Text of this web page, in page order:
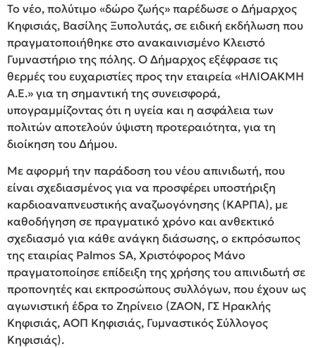
Το νέο, πολύτιμο «δώρο ζωής» παρέδωσε ο Δήμαρχος
Κηφισιάς, Βασίλης Ξυπολυτάς, σε ειδική εκδήλωση που
πραγματοποιήθηκε στο ανακαινισμένο Κλειστό
Γυμναστήριο της πόλης. Ο Δήμαρχος εξέφρασε τις
θερμές του ευχαριστίες προς την εταιρεία «ΗΛΙΟΑΚΜΗ
Α.Ε.» για τη σημαντική της συνεισφορά,
υπογραμμίζοντας ότι η υγεία και η ασφάλεια των
πολιτών αποτελούν ύψιστη προτεραιότητα, για τη
διοίκηση του Δήμου.
Με αφορμή την παράδοση του νέου απινιδωτή, που
είναι σχεδιασμένος για να προσφέρει υποστήριξη
καρδιοαναπνευστικής αναζωογόνησης (ΚΑΡΠΑ), με
καθοδήγηση σε πραγματικό χρόνο και ανθεκτικό
σχεδιασμό για κάθε ανάγκη διάσωσης, ο εκπρόσωπος
της εταιρίας Palmos SA, Χριστόφορος Μάνο
πραγματοποίησε επίδειξη της χρήσης του απινιδωτή σε
προπονητές και εκπροσώπους συλλόγων, που έχουν ως
αγωνιστική έδρα το Ζηρίνειο (ΖΑΟΝ, ΓΣ Ηρακλής
Κηφισιάς, ΑΟΠ Κηφισιάς, Γυμναστικός Σύλλογος
Κηφισιάς).